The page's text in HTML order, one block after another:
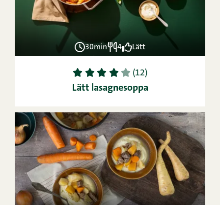
30min 4 Lätt
1 2 3 4 5 (12)
Lätt lasagnesoppa